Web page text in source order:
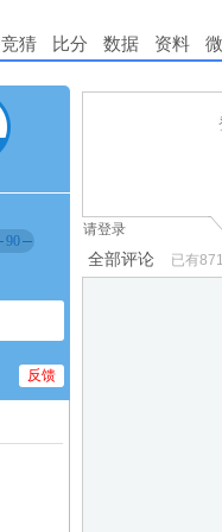
竞猜 比分 数据 资料
90
反馈
1.电脑端新用户
请登录
全部评论 已有871